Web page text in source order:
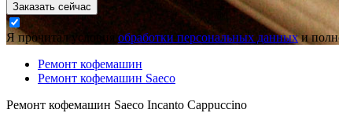
Заказать сейчас
Я прочитал условия обработки персональных данныхи
Ремонт кофемашин
Ремонт кофемашин Saeco
Ремонт кофемашин Saeco Incanto Cappuccino